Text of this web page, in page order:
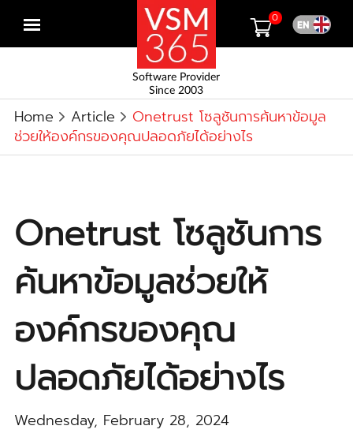
Open
Software Provider
Since 2003
0
Home Article
Onetrust โซลูชันการค้นหาข้อมูล
ช่วยให้องค์กรของคุณปลอดภัยได้อย่างไร
Onetrust โซลูชันการ
ค้นหาข้อมูลช่วยให้
องค์กรของคุณ
ปลอดภัยได้อย่างไร
Wednesday, February 28, 2024